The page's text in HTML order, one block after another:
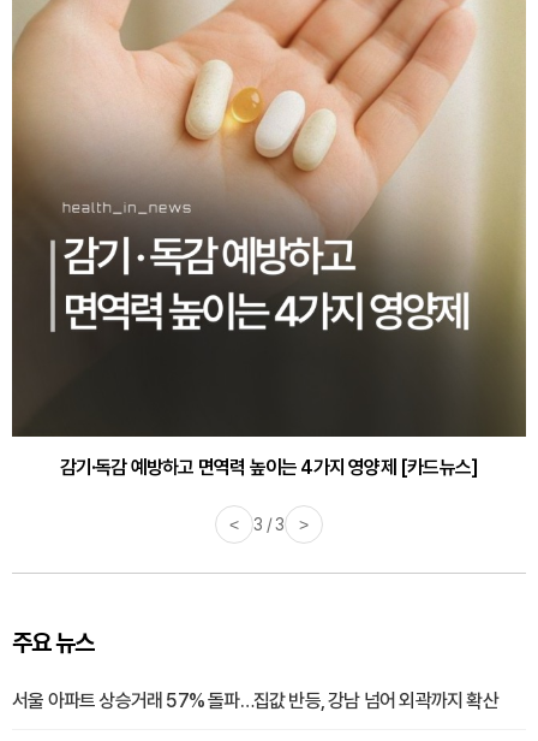
감기·독감 예방하고 면역력 높이는 4가지 영양제 [카드뉴스]
< 3 / 3 >
주요 뉴스
서울 아파트 상승거래 57% 돌파…집값 반등, 강남 넘어 외곽까지 확산